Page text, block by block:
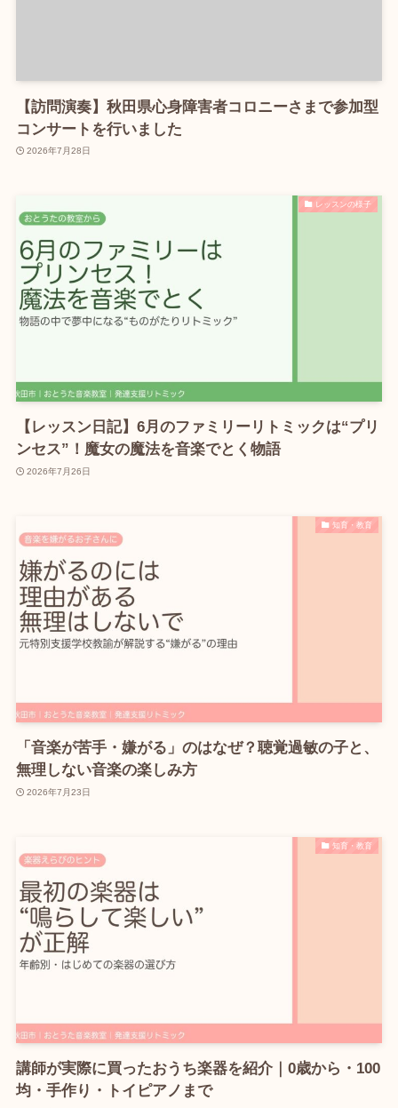
【訪問演奏】秋田県心身障害者コロニーさまで参加型
コンサートを行いました
2026年7月28日
レッスンの様子
【レッスン日記】6月のファミリーリトミックは“プリ
ンセス”！魔女の魔法を音楽でとく物語
2026年7月26日
知育・教育
「音楽が苦手・嫌がる」のはなぜ？聴覚過敏の子と、
無理しない音楽の楽しみ方
2026年7月23日
知育・教育
講師が実際に買ったおうち楽器を紹介｜0歳から・100
均・手作り・トイピアノまで